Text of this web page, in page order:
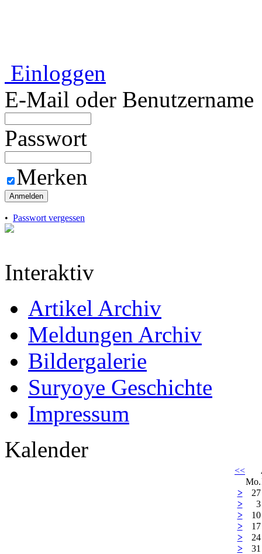
Einloggen
E-Mail oder Benutzername
Passwort
Merken
Anmelden
• Passwort vergessen
Interaktiv
Artikel Archiv
Meldungen Archiv
Bildergalerie
Suryoye Geschichte
Impressum
Kalender
<<
Mo.
>
27
>
3
>
10
>
17
>
24
>
31